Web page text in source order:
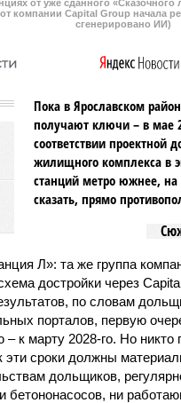
от уже сданного
компании Capital Group начала
сгенерировано ИИ)
Пока в Ярославском
получают ключи – в мае
соответствии проектной
жилищного комплекса в
станций метро южнее,
сказать, прямо
Л»: та же группа
достройки через
по словам
порталов, первую
– к марту 2028-го. Но никто
эти сроки должны
дольщиков,
бетононасосов, ни